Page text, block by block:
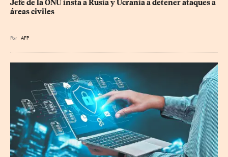
Jefe de la ONU insta a Rusia y Ucrania a detener ataques a
áreas civiles
Por AFP